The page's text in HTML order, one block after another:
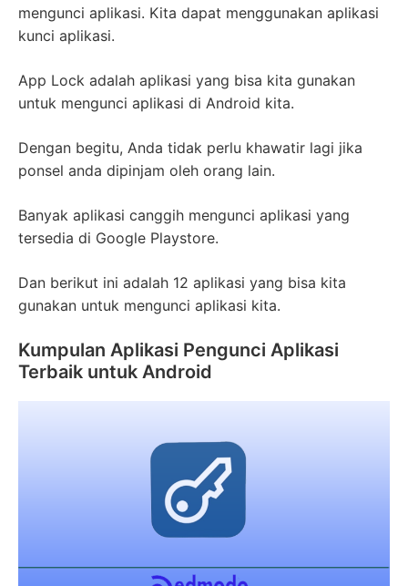
mengunci aplikasi. Kita dapat menggunakan aplikasi
kunci aplikasi.
App Lock adalah aplikasi yang bisa kita gunakan
untuk mengunci aplikasi di Android kita.
Dengan begitu, Anda tidak perlu khawatir lagi jika
ponsel anda dipinjam oleh orang lain.
Banyak aplikasi canggih mengunci aplikasi yang
tersedia di Google Playstore.
Dan berikut ini adalah 12 aplikasi yang bisa kita
gunakan untuk mengunci aplikasi kita.
Kumpulan Aplikasi Pengunci Aplikasi
Terbaik untuk Android